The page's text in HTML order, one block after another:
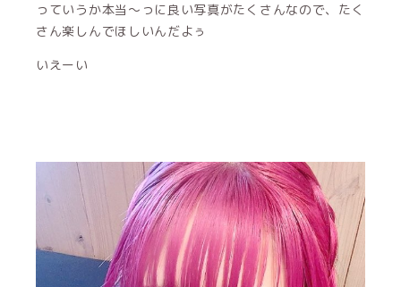
っていうか本当〜っに良い写真がたくさんなので、たく
さん楽しんでほしいんだよぅ
いえーい